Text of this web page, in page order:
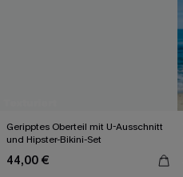
Geripptes Oberteil mit U-Ausschnitt
und Hipster-Bikini-Set
44,00 €